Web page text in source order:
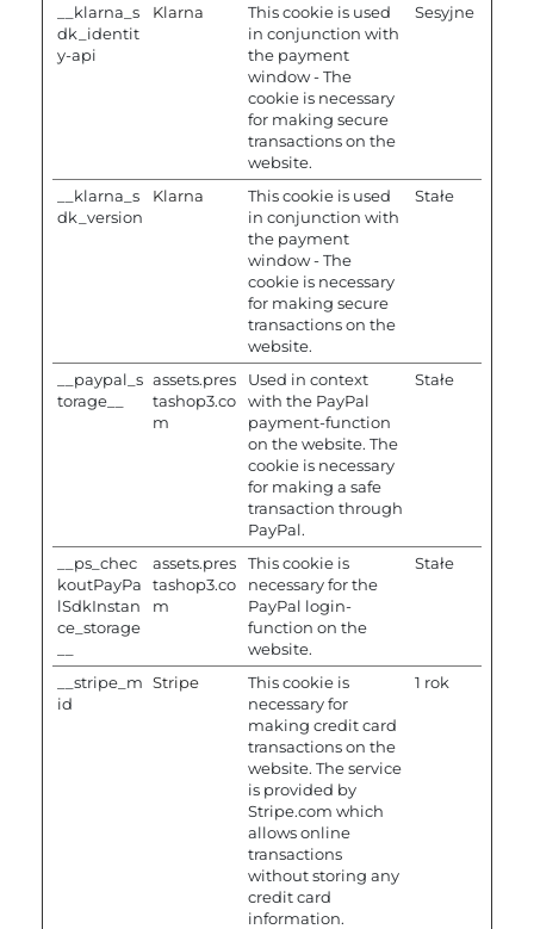
__klarna_s
dk_identit
y-api
Klarna
This cookie is used
in conjunction with
the payment
window - The
cookie is necessary
for making secure
transactions on the
website.
Sesyjne
__klarna_s
dk_version
Klarna
This cookie is used
in conjunction with
the payment
window - The
cookie is necessary
for making secure
transactions on the
website.
Stałe
__paypal_s
torage__
assets.pres
tashop3.co
m
Used in context
with the PayPal
payment-function
on the website. The
cookie is necessary
for making a safe
transaction through
PayPal.
Stałe
__ps_chec
koutPayPa
lSdkInstan
ce_storage
assets.pres
tashop3.co
m
This cookie is
necessary for the
PayPal login-
function on the
website.
Stałe
__stripe_m
id
Stripe
This cookie is
necessary for
making credit card
transactions on the
website. The service
is provided by
Stripe.com which
allows online
transactions
without storing any
credit card
information.
1 rok